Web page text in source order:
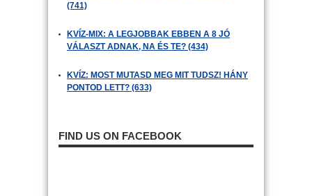
(741)
KVÍZ-MIX: A LEGJOBBAK EBBEN A 8 JÓ
VÁLASZT ADNAK, NA ÉS TE? (434)
KVÍZ: MOST MUTASD MEG MIT TUDSZ! HÁNY
PONTOD LETT? (633)
FIND US ON FACEBOOK